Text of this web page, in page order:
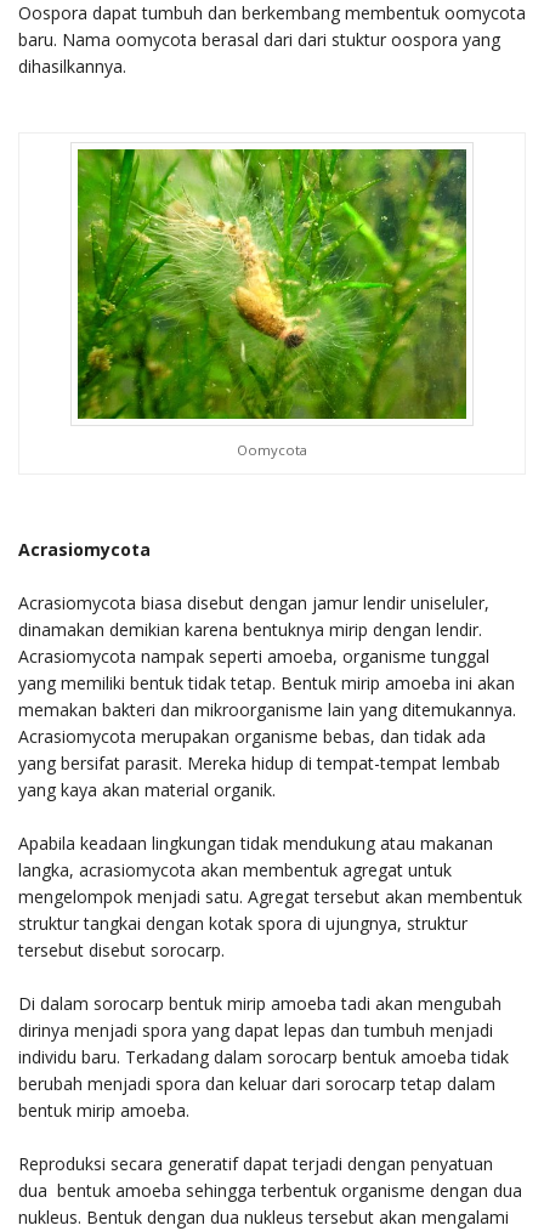
Oospora dapat tumbuh dan berkembang membentuk oomycota
baru. Nama oomycota berasal dari dari stuktur oospora yang
dihasilkannya.
Oomycota
Acrasiomycota
Acrasiomycota biasa disebut dengan jamur lendir uniseluler,
dinamakan demikian karena bentuknya mirip dengan lendir.
Acrasiomycota nampak seperti amoeba, organisme tunggal
yang memiliki bentuk tidak tetap. Bentuk mirip amoeba ini akan
memakan bakteri dan mikroorganisme lain yang ditemukannya.
Acrasiomycota merupakan organisme bebas, dan tidak ada
yang bersifat parasit. Mereka hidup di tempat-tempat lembab
yang kaya akan material organik.
Apabila keadaan lingkungan tidak mendukung atau makanan
langka, acrasiomycota akan membentuk agregat untuk
mengelompok menjadi satu. Agregat tersebut akan membentuk
struktur tangkai dengan kotak spora di ujungnya, struktur
tersebut disebut sorocarp.
Di dalam sorocarp bentuk mirip amoeba tadi akan mengubah
dirinya menjadi spora yang dapat lepas dan tumbuh menjadi
individu baru. Terkadang dalam sorocarp bentuk amoeba tidak
berubah menjadi spora dan keluar dari sorocarp tetap dalam
bentuk mirip amoeba.
Reproduksi secara generatif dapat terjadi dengan penyatuan
dua bentuk amoeba sehingga terbentuk organisme dengan dua
nukleus. Bentuk dengan dua nukleus tersebut akan mengalami